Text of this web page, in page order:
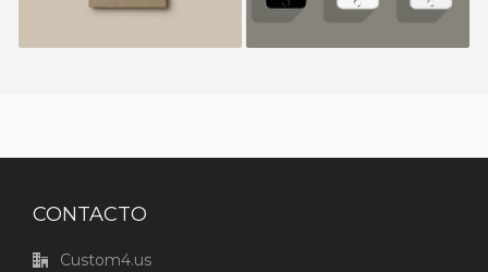
CONTACTO
Custom4.us